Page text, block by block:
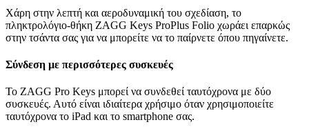
Χάρη στην λεπτή και αεροδυναμική του σχεδίαση, το
πληκτρολόγιο-θήκη ZAGG Keys ProPlus Folio χωράει επαρκώς
στην τσάντα σας για να μπορείτε να το παίρνετε όπου πηγαίνετε.
Σύνδεση με περισσότερες συσκευές
Το ZAGG Pro Keys μπορεί να συνδεθεί ταυτόχρονα με δύο
συσκευές. Αυτό είναι ιδιαίτερα χρήσιμο όταν χρησιμοποιείτε
ταυτόχρονα το iPad και το smartphone σας.